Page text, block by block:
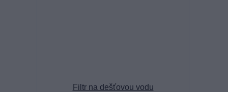
Filtr na dešťovou vodu